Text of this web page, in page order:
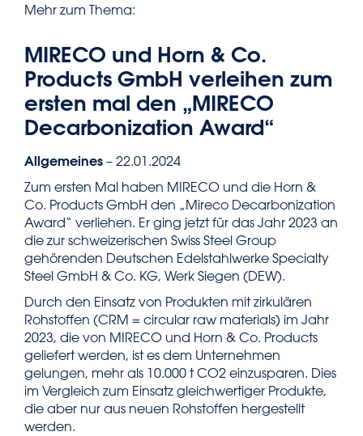
Mehr zum Thema:
MIRECO und Horn & Co.
Products GmbH verleihen zum
ersten mal den „MIRECO
Decarbonization Award“
Allgemeines – 22.01.2024
Zum ersten Mal haben MIRECO und die Horn &
Co. Products GmbH den „Mireco Decarbonization
Award“ verliehen. Er ging jetzt für das Jahr 2023 an
die zur schweizerischen Swiss Steel Group
gehörenden Deutschen Edelstahlwerke Specialty
Steel GmbH & Co. KG, Werk Siegen (DEW).
Durch den Einsatz von Produkten mit zirkulären
Rohstoffen (CRM = circular raw materials) im Jahr
2023, die von MIRECO und Horn & Co. Products
geliefert werden, ist es dem Unternehmen
gelungen, mehr als 10.000 t CO2 einzusparen. Dies
im Vergleich zum Einsatz gleichwertiger Produkte,
die aber nur aus neuen Rohstoffen hergestellt
werden.